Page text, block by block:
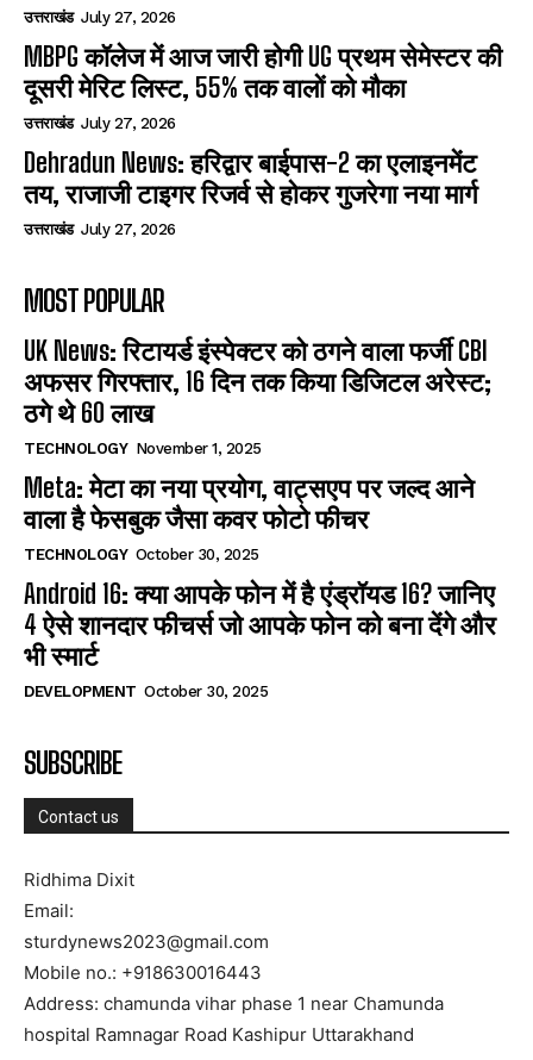
उत्तराखंड July 27, 2026
MBPG कॉलेज में आज जारी होगी UG प्रथम सेमेस्टर की
दूसरी मेरिट लिस्ट, 55% तक वालों को मौका
उत्तराखंड July 27, 2026
Dehradun News: हरिद्वार बाईपास-2 का एलाइनमेंट
तय, राजाजी टाइगर रिजर्व से होकर गुजरेगा नया मार्ग
उत्तराखंड July 27, 2026
MOST POPULAR
UK News: रिटायर्ड इंस्पेक्टर को ठगने वाला फर्जी CBI
अफसर गिरफ्तार, 16 दिन तक किया डिजिटल अरेस्ट;
ठगे थे 60 लाख
TECHNOLOGY November 1, 2025
Meta: मेटा का नया प्रयोग, वाट्सएप पर जल्द आने
वाला है फेसबुक जैसा कवर फोटो फीचर
TECHNOLOGY October 30, 2025
Android 16: क्या आपके फोन में है एंड्रॉयड 16? जानिए
4 ऐसे शानदार फीचर्स जो आपके फोन को बना देंगे और
भी स्मार्ट
DEVELOPMENT October 30, 2025
SUBSCRIBE
Contact us
Ridhima Dixit
Email:
sturdynews2023@gmail.com
Mobile no.: +918630016443
Address: chamunda vihar phase 1 near Chamunda
hospital Ramnagar Road Kashipur Uttarakhand